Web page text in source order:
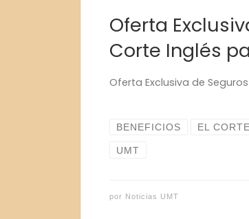
Oferta
Corte Inglés
Oferta Exclusiva de
BENEFICIOS EL
UMT
por Noticias UMT